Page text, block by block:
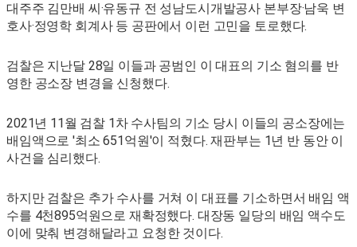
대주주 김만배 씨·유동규 전 성남도시개발공사 본부장·남욱 변
호사·정영학 회계사 등 공판에서 이런 고민을 토로했다.
검찰은 지난달 28일 이들과 공범인 이 대표의 기소 혐의를 반
영한 공소장 변경을 신청했다.
2021년 11월 검찰 1차 수사팀의 기소 당시 이들의 공소장에는
배임액으로 '최소 651억원'이 적혔다. 재판부는 1년 반 동안 이
사건을 심리했다.
하지만 검찰은 추가 수사를 거쳐 이 대표를 기소하면서 배임 액
수를 4천895억원으로 재확정했다. 대장동 일당의 배임 액수도
이에 맞춰 변경해달라고 요청한 것이다.